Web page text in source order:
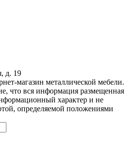
д. 19
магазин металлической мебели.
что вся информация размещенная
характер и не
определяемой положениями